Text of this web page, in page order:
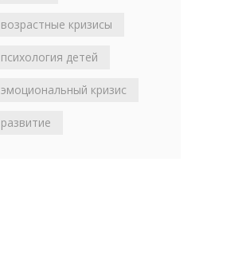
возрастные кризисы
психология детей
эмоциональный кризис
развитие